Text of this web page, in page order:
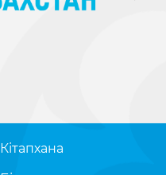
Кітапхана